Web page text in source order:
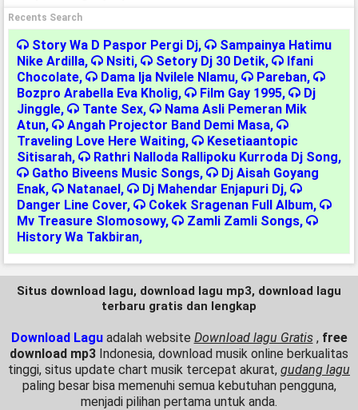
Recents Search
Story Wa D Paspor Pergi Dj,
Sampainya Hatimu
Nike Ardilla, Nsiti, Setory Dj 30 Detik,
Ifani
Chocolate, Dama Ija Nvilele Nlamu, Pareban,
Bozpro Arabella Eva Kholig, Film Gay 1995,
Dj
Jinggle, Tante Sex,
Nama Asli Pemeran Mik
Atun, Angah Projector Band Demi Masa,
Traveling Love Here Waiting,
Kesetiaantopic
Sitisarah, Rathri Nalloda Rallipoku Kurroda Dj Song,
Gatho Biveens Music Songs,
Dj Aisah Goyang
Enak, Natanael, Dj Mahendar Enjapuri Dj,
Danger Line Cover, Cokek Sragenan Full Album,
Mv Treasure Slomosowy, Zamli Zamli Songs,
History Wa Takbiran,
Situs download lagu, download lagu mp3, download lagu
terbaru gratis dan lengkap
Download Lagu adalah website Download lagu Gratis , free
download mp3 Indonesia, download musik online berkualitas
tinggi, situs update chart musik tercepat akurat, gudang lagu
paling besar bisa memenuhi semua kebutuhan pengguna,
menjadi pilihan pertama untuk anda.